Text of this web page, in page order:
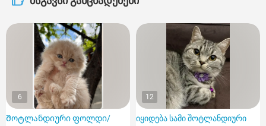
6
Შოტლანდიური ფოლდი/
12
იყიდება სამი შოტლანდიური